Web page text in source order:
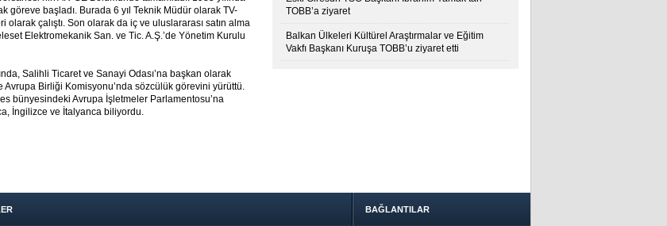
göreve başladı. Burada 6 yıl Teknik Müdür olarak TV-
çalıştı. Son olarak da iç ve uluslararası satın alma
Elektromekanik San. ve Tic. A.Ş.’de Yönetim Kurulu
Salihli Ticaret ve Sanayi Odası’na başkan olarak
Avrupa Birliği Komisyonu’nda sözcülük görevini yürüttü.
bünyesindeki Avrupa İşletmeler Parlamentosu’na
İngilizce ve İtalyanca biliyordu.
TOBB’a ziyaret
Balkan Ülkeleri Kültürel Araştırmalar ve Eğitim
Vakfı Başkanı Kuruşa TOBB’u ziyaret etti
BAĞLANTILAR